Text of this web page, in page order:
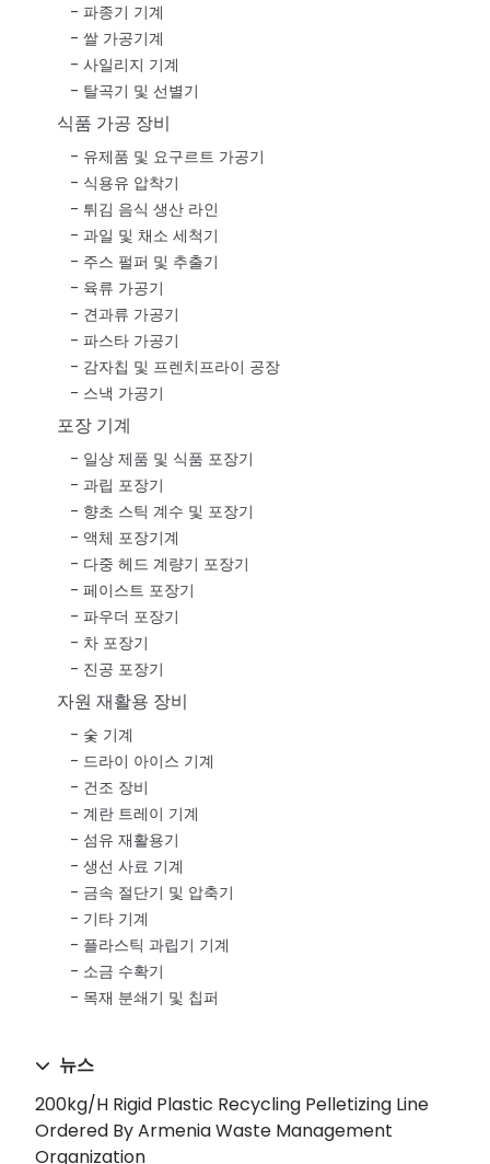
파종기 기계
쌀 가공기계
사일리지 기계
탈곡기 및 선별기
식품 가공 장비
유제품 및 요구르트 가공기
식용유 압착기
튀김 음식 생산 라인
과일 및 채소 세척기
주스 펄퍼 및 추출기
육류 가공기
견과류 가공기
파스타 가공기
감자칩 및 프렌치프라이 공장
스낵 가공기
포장 기계
일상 제품 및 식품 포장기
과립 포장기
향초 스틱 계수 및 포장기
액체 포장기계
다중 헤드 계량기 포장기
페이스트 포장기
파우더 포장기
차 포장기
진공 포장기
자원 재활용 장비
숯 기계
드라이 아이스 기계
건조 장비
계란 트레이 기계
섬유 재활용기
생선 사료 기계
금속 절단기 및 압축기
기타 기계
플라스틱 과립기 기계
소금 수확기
목재 분쇄기 및 칩퍼
뉴스
200kg/h Rigid Plastic Recycling Pelletizing Line
Ordered By Armenia Waste Management
Organization